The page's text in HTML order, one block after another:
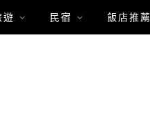
遊 民宿 飯店推薦